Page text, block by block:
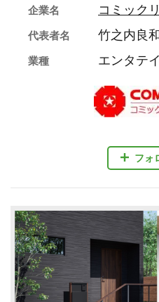
フォ
企業名 コミック
代表者名 竹之内良和
業種 エンタテ